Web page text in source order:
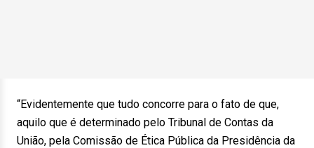
“Evidentemente que tudo concorre para o fato de que,
aquilo que é determinado pelo Tribunal de Contas da
União, pela Comissão de Ética Pública da Presidência da